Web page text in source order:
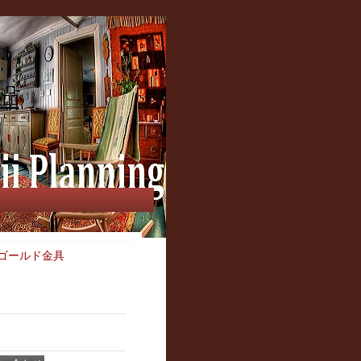
ールド金具